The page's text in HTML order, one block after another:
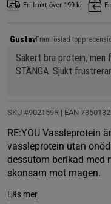
Fri frakt över 199 kr
GustavFramröstad
Säkert bra protein, men
STÄNGA. Sjukt
SKU #902159R | EAN
RE:YOU Vassleprotein
vassleprotein utan
dessutom berikad med
skonsam mot magen.
Läs mer